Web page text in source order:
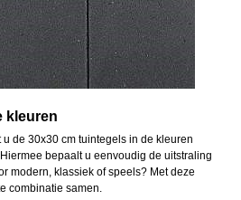
kleuren
de 30x30 cm tuintegels in de kleuren
bepaalt u eenvoudig de uitstraling
modern, klassiek of speels? Met deze
combinatie samen.